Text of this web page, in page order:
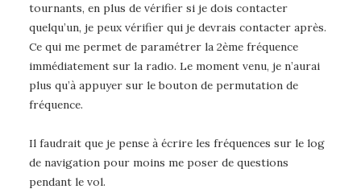
tournants, en plus de vérifier si je dois contacter
quelqu’un, je peux vérifier qui je devrais contacter après.
Ce qui me permet de paramétrer la 2ème fréquence
immédiatement sur la radio. Le moment venu, je n’aurai
plus qu’à appuyer sur le bouton de permutation de
fréquence.
Il faudrait que je pense à écrire les fréquences sur le log
de navigation pour moins me poser de questions
pendant le vol.